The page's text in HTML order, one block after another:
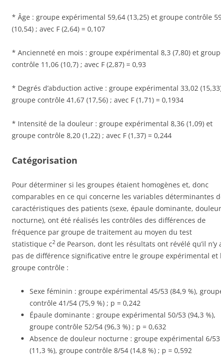
* Âge : groupe expérimental 59,64 (13,25) et groupe contrôle
(10,54) ; avec F (2,64) = 0,107
* Ancienneté en mois : groupe expérimental 8,3 (7,80) et
contrôle 11,06 (10,7) ; avec F (2,87) = 0,93
* Degrés d’abduction active : groupe expérimental 33,02
groupe contrôle 41,67 (17,56) ; avec F (1,71) = 0,1934
* Intensité de la douleur : groupe expérimental 8,36 (1,09) et
groupe contrôle 8,20 (1,22) ; avec F (1,37) = 0,244
Catégorisation
Pour déterminer si les groupes étaient homogènes et, donc
comparables en ce qui concerne les variables déterminantes
caractéristiques des patients (sexe, épaule dominante, douleur
nocturne), ont été réalisés les contrôles des différences de
fréquence par groupe de traitement au moyen du test
statistique c2 de Pearson, dont les résultats ont révélé qu’il n’y
pas de différence significative entre le groupe expérimental et
groupe contrôle :
Sexe féminin : groupe expérimental 45/53 (84,9 %),
contrôle 41/54 (75,9 %) ; p = 0,242
Épaule dominante : groupe expérimental 50/53 (94,3 %),
groupe contrôle 52/54 (96,3 %) ; p = 0,632
Absence de douleur nocturne : groupe expérimental 6/53
(11,3 %), groupe contrôle 8/54 (14,8 %) ; p = 0,592